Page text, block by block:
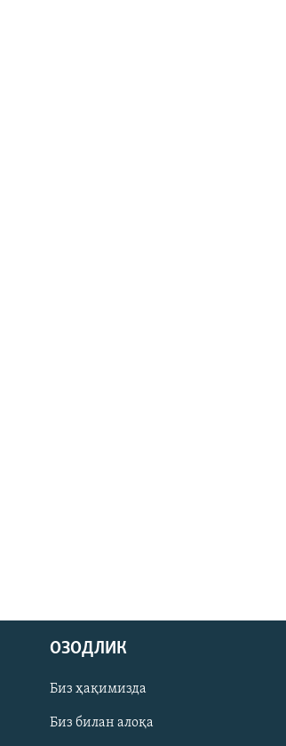
ОЗОДЛИК
Биз ҳақимизда
Биз билан алоқа